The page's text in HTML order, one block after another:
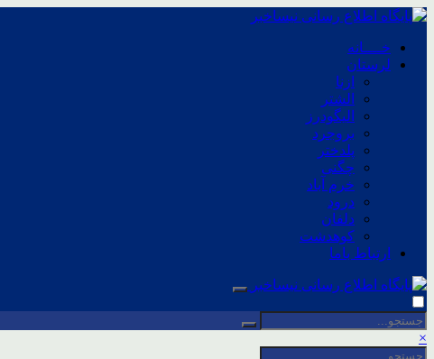
خــــانه
لرستان
ازنا
الشتر
الیگودرز
بروجرد
پلدختر
چگنی
خرم آباد
درود
دلفان
کوهدشت
ارتباط باما
×